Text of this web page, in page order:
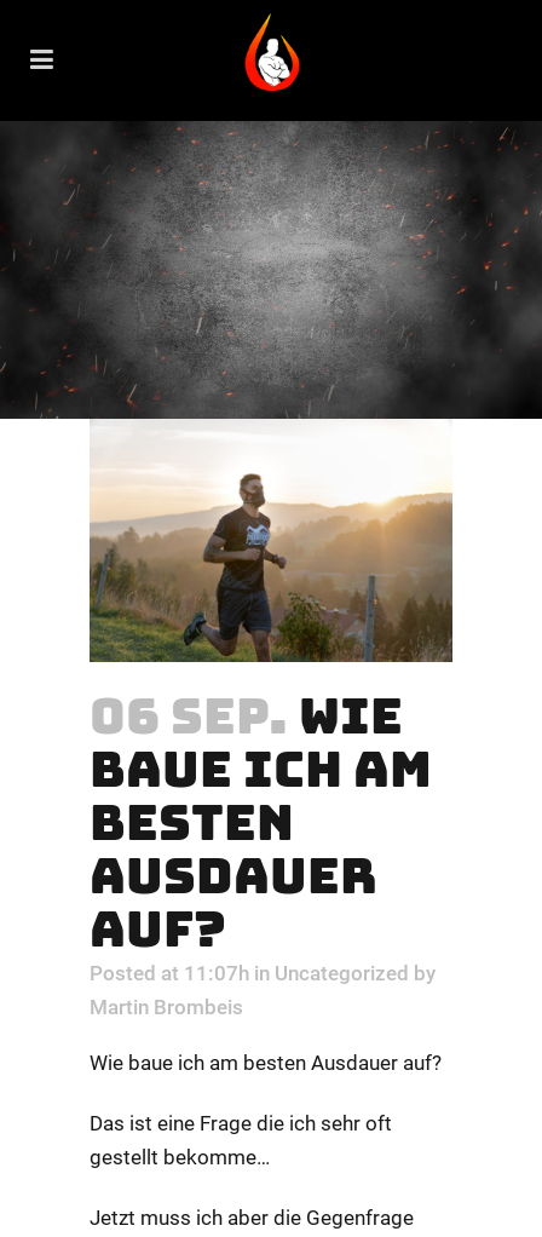
06 SEP. WIE
BAUE ICH AM
BESTEN
AUSDAUER
AUF?
Posted at 11:07h in Uncategorized by
Martin Brombeis
Wie baue ich am besten Ausdauer auf?
Das ist eine Frage die ich sehr oft
gestellt bekomme…
Jetzt muss ich aber die Gegenfrage